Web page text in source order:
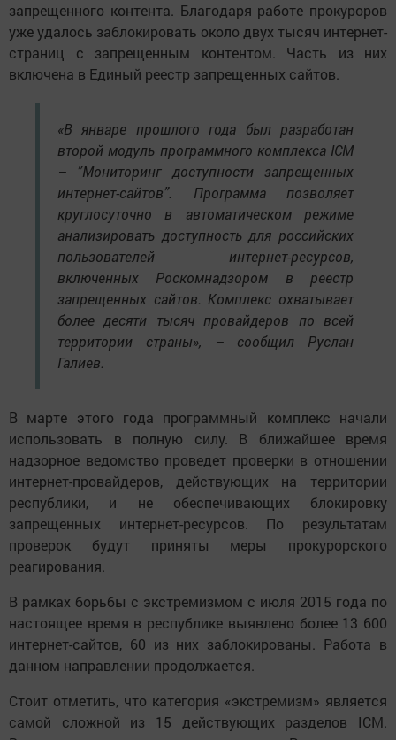
запрещенного контента. Благодаря работе прокуроров
уже удалось заблокировать около двух тысяч интернет-
страниц с запрещенным контентом. Часть из них
включена в Единый реестр запрещенных сайтов.
«В январе прошлого года был разработан
второй модуль программного комплекса ICM
– ”Мониторинг доступности запрещенных
интернет-сайтов”. Программа позволяет
круглосуточно в автоматическом режиме
анализировать доступность для российских
пользователей интернет-ресурсов,
включенных Роскомнадзором в реестр
запрещенных сайтов. Комплекс охватывает
более десяти тысяч провайдеров по всей
территории страны», – сообщил Руслан
Галиев.
В марте этого года программный комплекс начали
использовать в полную силу. В ближайшее время
надзорное ведомство проведет проверки в отношении
интернет-провайдеров, действующих на территории
республики, и не обеспечивающих блокировку
запрещенных интернет-ресурсов. По результатам
проверок будут приняты меры прокурорского
реагирования.
В рамках борьбы с экстремизмом с июля 2015 года по
настоящее время в республике выявлено более 13 600
интернет-сайтов, 60 из них заблокированы. Работа в
данном направлении продолжается.
Стоит отметить, что категория «экстремизм» является
самой сложной из 15 действующих разделов ICM.